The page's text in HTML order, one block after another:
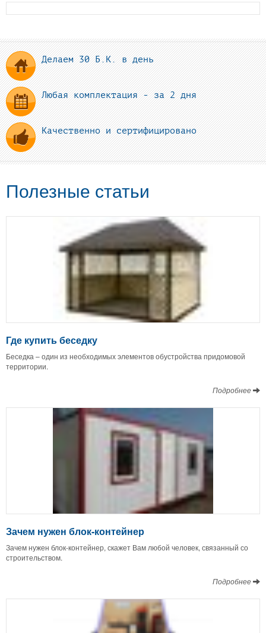
Делаем 30 Б.К. в день
Любая комплектация - за 2 дня
Качественно и сертифицировано
Полезные статьи
Где купить беседку
Беседка – один из необходимых элементов обустройства придомовой
территории.
Подробнее
Зачем нужен блок-контейнер
Зачем нужен блок-контейнер, скажет Вам любой человек, связанный со
строительством.
Подробнее